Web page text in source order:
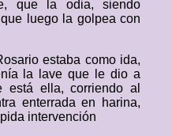
que la odia, siendo
luego la golpea con
estaba como ida,
la lave que le dio a
está ella, corriendo al
enterrada en harina,
intervención